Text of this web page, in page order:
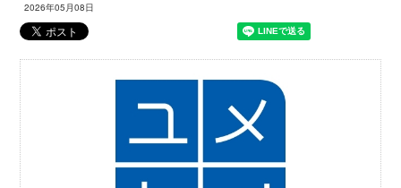
2026年05月08日